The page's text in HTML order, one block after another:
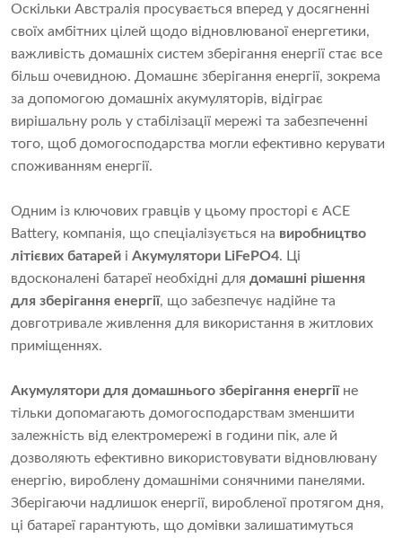
Оскільки Австралія просувається вперед у досягненні
своїх амбітних цілей щодо відновлюваної енергетики,
важливість домашніх систем зберігання енергії стає все
більш очевидною. Домашнє зберігання енергії, зокрема
за допомогою домашніх акумуляторів, відіграє
вирішальну роль у стабілізації мережі та забезпеченні
того, щоб домогосподарства могли ефективно керувати
споживанням енергії.
Одним із ключових гравців у цьому просторі є ACE
Battery, компанія, що спеціалізується на виробництво
літієвих батарей і Акумулятори LiFePO4. Ці
вдосконалені батареї необхідні для домашні рішення
для зберігання енергії, що забезпечує надійне та
довготривале живлення для використання в житлових
приміщеннях.
Акумулятори для домашнього зберігання енергіїне
тільки допомагають домогосподарствам зменшити
залежність від електромережі в години пік, але й
дозволяють ефективно використовувати відновлювану
енергію, вироблену домашніми сонячними панелями.
Зберігаючи надлишок енергії, виробленої протягом дня,
ці батареї гарантують, що домівки залишатимуться